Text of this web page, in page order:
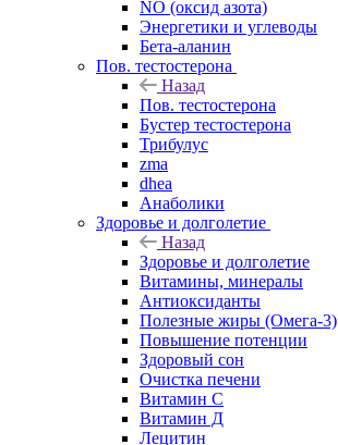
NO (оксид азота)
Энергетики и углеводы
Бета-аланин
Пов. тестостерона
Назад
Пов. тестостерона
Бустер тестостерона
Трибулус
zma
dhea
Анаболики
Здоровье и долголетие
Назад
Здоровье и долголетие
Витамины, минералы
Антиоксиданты
Полезные жиры (Омега-3)
Повышение потенции
Здоровый сон
Очистка печени
Витамин С
Витамин Д
Лецитин